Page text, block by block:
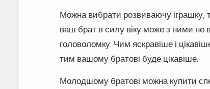
Можна вибрати розвиваючу іграшку,
ваш брат в силу віку може з ними не
головоломку. Чим яскравіше і
тим вашому братові буде цікавіше.
Молодшому братові можна купити